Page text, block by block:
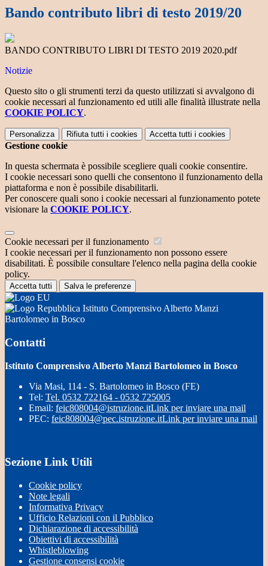
Bando contributo libri di testo 2019/20
BANDO CONTRIBUTO LIBRI DI TESTO 2019 2020.pdf
Notizie
Questo sito o gli strumenti terzi da questo utilizzati si avvalgono di
cookie necessari al funzionamento ed utili alle finalità illustrate nella
COOKIE POLICY.
Personalizza Rifiuta tutti i cookies Accetta tutti i cookies
Gestione cookie
In questa schermata è possibile scegliere quali cookie consentire.
I cookie necessari sono quelli che consentono il funzionamento della
piattaforma e non è possibile disabilitarli.
Per conoscere quali sono i cookie necessari al funzionamento potete
visionare la COOKIE POLICY.
Cookie necessari per il funzionamento
I cookie necessari per il funzionamento non possono essere
disabilitati. È possibile consultare l'elenco nella pagina della cookie
policy.
Accetta tutti Salva le preferenze
Istituto Comprensivo Alberto Manzi
Bartolomeo in Bosco
Contatti
Istituto Comprensivo Alberto Manzi Bartolomeo in Bosco
Via Masi, 114 - S. Bartolomeo in Bosco (FE)
Tel: Tel. 0532 722164 - 0532 725005
Email: feic808004@istruzione.itLink per inviare una mail
PEC: feic808004@pec.istruzione.itLink per inviare una mail
Sezione Link Utili
Cookie policy
Note legali
Informativa Privacy
Ufficio Relazioni con il Pubblico
Dichiarazione di accessibilità
Obiettivi di accessibilità
Whistleblowing
Gestione consensi cookie